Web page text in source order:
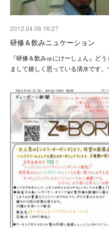
2012.04.06 16:27
研修＆飲みニュケーション
『研修＆飲みゅにけーしょん』ど
まして嬉しく思っている清水です